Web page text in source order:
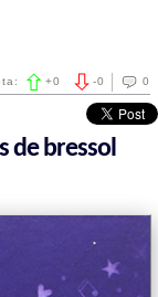
0
-0
+0
de bressol